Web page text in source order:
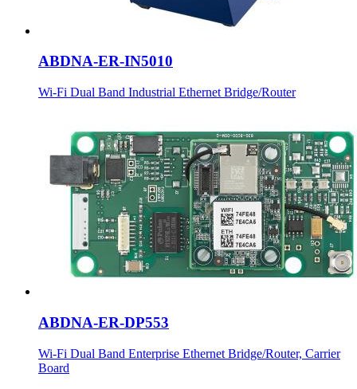
ABDNA-ER-IN5010
Wi-Fi Dual Band Industrial Ethernet Bridge/Router
ABDNA-ER-DP553
Wi-Fi Dual Band Enterprise Ethernet Bridge/Router, Carrier
Board